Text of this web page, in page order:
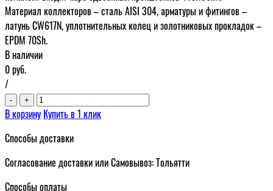
Материал коллекторов – сталь AISI 304, арматуры и фитингов –
латунь CW617N, уплотнительных колец и золотниковых прокладок –
EPDM 70Sh.
В наличии
0руб.
/
- +
В корзину Купить в 1 клик
Способы доставки
Согласование доставки или Самовывоз: Тольятти
Способы оплаты